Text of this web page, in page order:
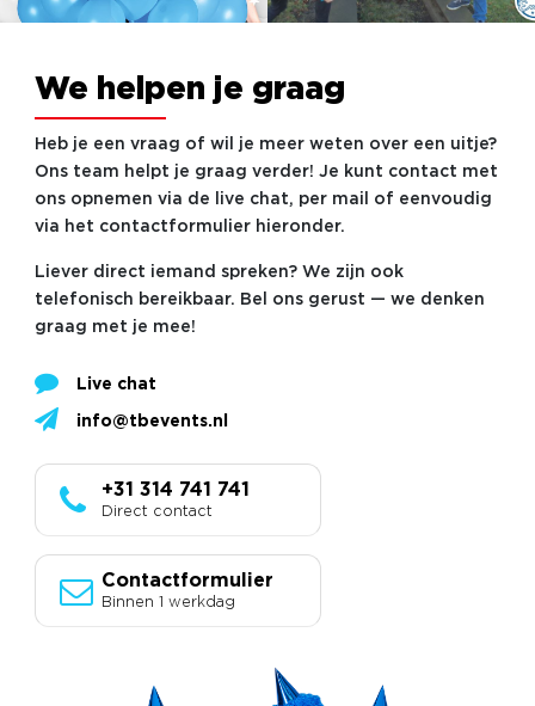
We helpen je graag
Heb je een vraag of wil je meer weten over een uitje?
Ons team helpt je graag verder! Je kunt contact met
ons opnemen via de live chat, per mail of eenvoudig
via het contactformulier hieronder.
Liever direct iemand spreken? We zijn ook
telefonisch bereikbaar. Bel ons gerust — we denken
graag met je mee!
Live chat
info@tbevents.nl
+31 314 741 741
Direct contact
Contactformulier
Binnen 1 werkdag